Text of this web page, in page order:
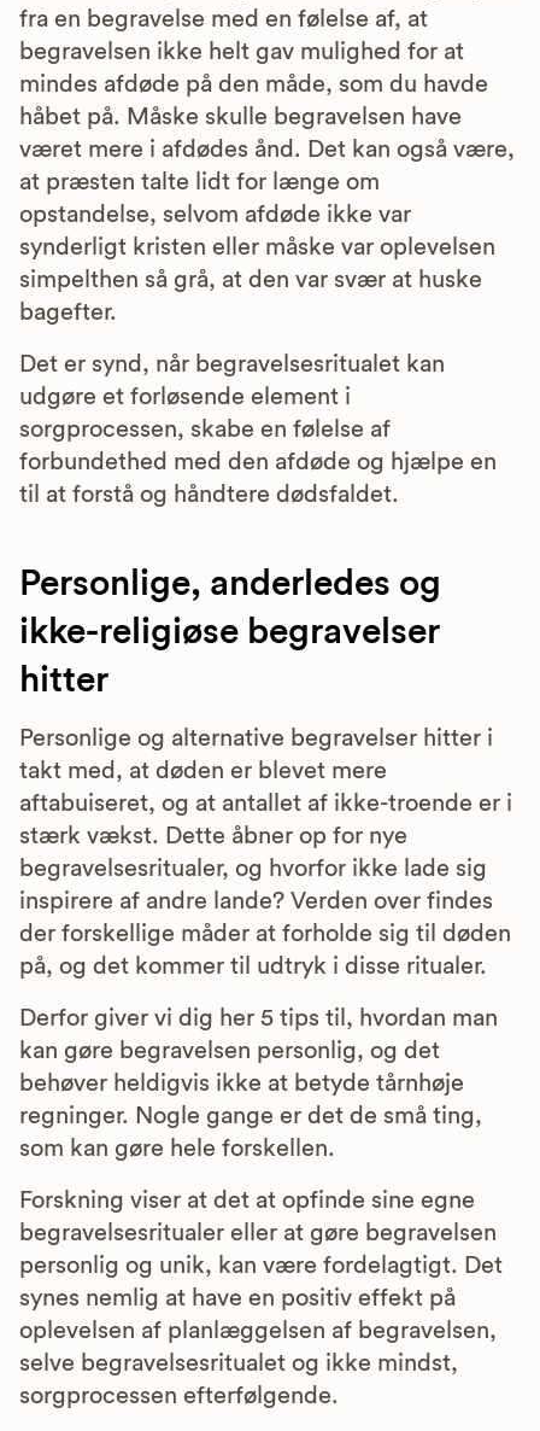
fra en begravelse med en følelse af, at
begravelsen ikke helt gav mulighed for at
mindes afdøde på den måde, som du havde
håbet på. Måske skulle begravelsen have
været mere i afdødes ånd. Det kan også være,
at præsten talte lidt for længe om
opstandelse, selvom afdøde ikke var
synderligt kristen eller måske var oplevelsen
simpelthen så grå, at den var svær at huske
bagefter.
Det er synd, når begravelsesritualet kan
udgøre et forløsende element i
sorgprocessen, skabe en følelse af
forbundethed med den afdøde og hjælpe en
til at forstå og håndtere dødsfaldet.
Personlige, anderledes og
ikke-religiøse begravelser
hitter
Personlige og alternative begravelser hitter i
takt med, at døden er blevet mere
aftabuiseret, og at antallet af ikke-troende er i
stærk vækst. Dette åbner op for nye
begravelsesritualer, og hvorfor ikke lade sig
inspirere af andre lande? Verden over findes
der forskellige måder at forholde sig til døden
på, og det kommer til udtryk i disse ritualer.
Derfor giver vi dig her 5 tips til, hvordan man
kan gøre begravelsen personlig, og det
behøver heldigvis ikke at betyde tårnhøje
regninger. Nogle gange er det de små ting,
som kan gøre hele forskellen.
Forskning viser at det at opfinde sine egne
begravelsesritualer eller at gøre begravelsen
personlig og unik, kan være fordelagtigt. Det
synes nemlig at have en positiv effekt på
oplevelsen af planlæggelsen af begravelsen,
selve begravelsesritualet og ikke mindst,
sorgprocessen efterfølgende.